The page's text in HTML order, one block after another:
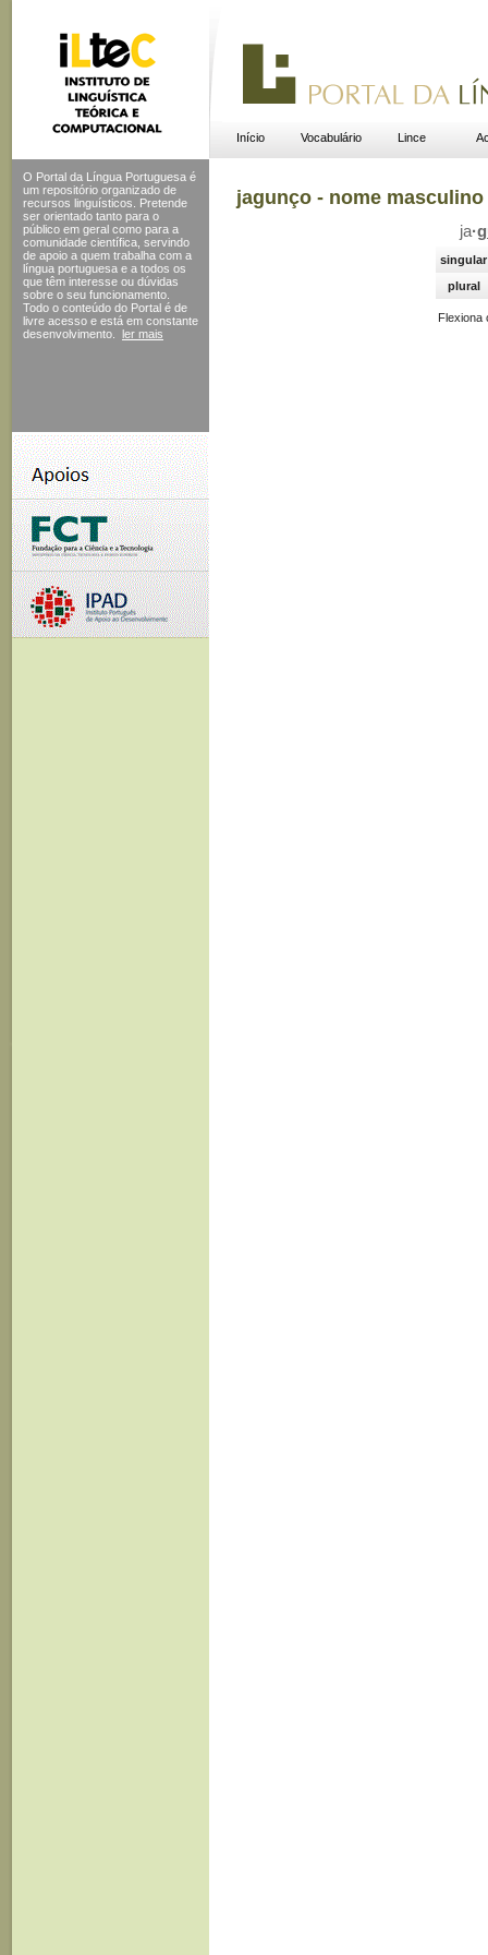
Início Vocabulário Lince
O Portal da Língua Portuguesa é
um repositório organizado de
recursos linguísticos. Pretende
ser orientado tanto para o
público em geral como para a
comunidade científica, servindo
de apoio a quem trabalha com a
língua portuguesa e a todos os
que têm interesse ou dúvidas
sobre o seu funcionamento.
Todo o conteúdo do Portal é de
livre acesso e está em constante
desenvolvimento.
ler mais
jagunço - nome masculino
ja·
singular
plural
Flexiona